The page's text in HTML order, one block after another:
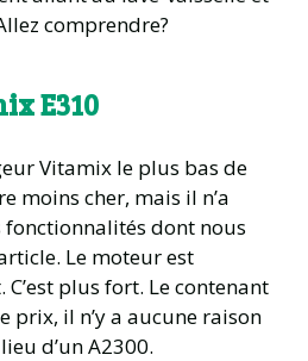
comprendre?
E310
Vitamix le plus bas de
moins cher, mais il n’a
fonctionnalités dont nous
Le moteur est
plus fort. Le contenant
prix, il n’y a aucune raison
d’un A2300.